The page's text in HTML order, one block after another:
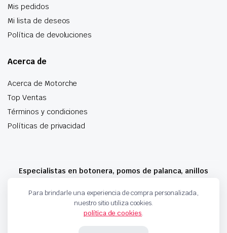
Mis pedidos
Mi lista de deseos
Política de devoluciones
Acerca de
Acerca de Motorche
Top Ventas
Términos y condiciones
Políticas de privacidad
Especialistas en botonera, pomos de palanca, anillos
Copyright 2024 © Motorche Autoparts. Todos los derechos reservados
Para brindarle una experiencia de compra personalizada,
nuestro sitio utiliza cookies.
política de cookies.